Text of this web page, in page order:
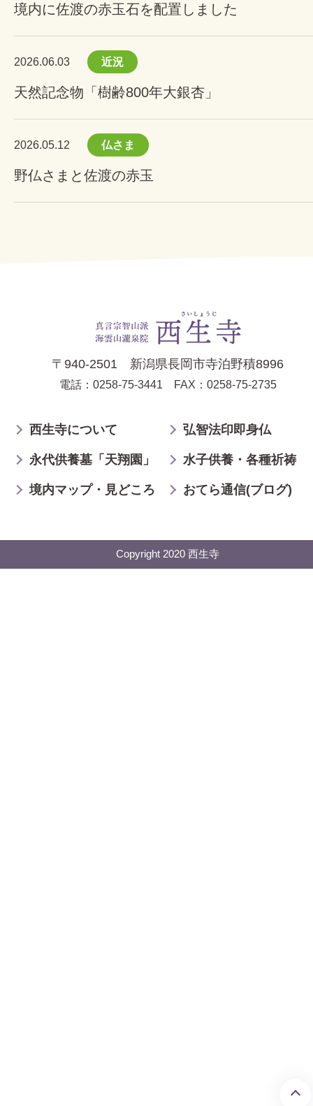
境内に佐渡の赤玉石を配置しました
2026.06.03 近況
天然記念物「樹齢800年大銀杏」
2026.05.12 仏さま
野仏さまと佐渡の赤玉
〒940-2501 新潟県長岡市寺泊野積8996
電話：0258-75-3441 FAX：0258-75-2735
西生寺について 弘智法印即身仏
永代供養墓「天翔園」 水子供養・各種祈祷
境内マップ・見どころ おてら通信(ブログ)
Copyright 2020 西生寺